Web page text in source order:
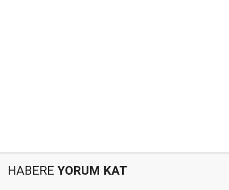
HABERE YORUM KAT